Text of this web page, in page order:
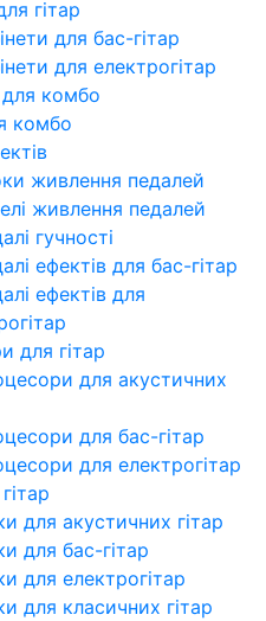
гітар
для бас-гітар
для електрогітар
комбо
комбо
живлення педалей
живлення педалей
гучності
ефектів для бас-гітар
ефектів для
для гітар
для акустичних
для бас-гітар
для електрогітар
для акустичних гітар
для бас-гітар
для електрогітар
для класичних гітар